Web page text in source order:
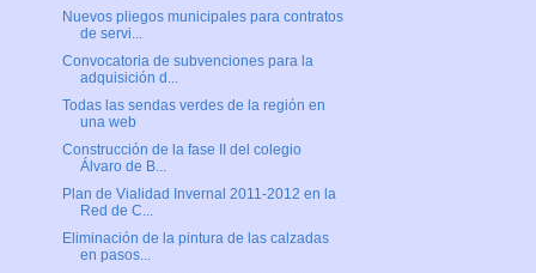
Nuevos pliegos municipales para contratos
de servi...
Convocatoria de subvenciones para la
adquisición d...
Todas las sendas verdes de la región en
una web
Construcción de la fase II del colegio
Álvaro de B...
Plan de Vialidad Invernal 2011-2012 en la
Red de C...
Eliminación de la pintura de las calzadas
en pasos...